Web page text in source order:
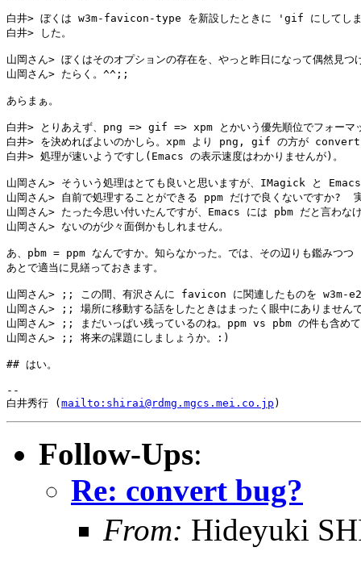
白井> ぼくは w3m-favicon-type を新設したときに 'gif にしてし
白井> した。
山岡さん> ぼくはそのオプションの存在を、やっと昨日になって偶然見つ
山岡さん> たらく。^^;;
あらまぁ。
白井> とりあえず、png => gif => xpm とかいう優先順位でフォーマ
白井> を決めればよいのかしら。xpm より png, gif の方が
白井> 処理が速いようですし(Emacs の表示速度はわかりませんが)。
山岡さん> そういう処理はとても良いと思いますが、IMagick と
山岡さん> 自前で処理することができる ppm だけで良くないですか?
山岡さん> たった今思い付いたんですが、Emacs には pbm だと言わな
山岡さん> ないのが少々面倒かもしれません。
あ、pbm = ppm なんですか。知らなかった。では、その辺りも鑑みつつ
あとで適当に見繕っておきます。
山岡さん> ;; この間、有沢さんに favicon に関連したものを w3m-
山岡さん> ;; 場所に移動する話をしたときはまったく眼中にありません
山岡さん> ;; まだいっぱい残っているのね。ppm vs pbm の件も含めて
山岡さん> ;; 将来の課題にしましょうか。:)
## はい。
--
白井秀行 ( mailto:shirai@rdmg.mgcs.mei.co.jp
Follow-Ups:
Re: convert bug?
From: Hideyuki